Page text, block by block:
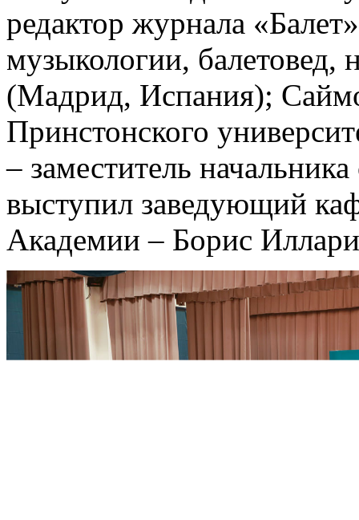
редактор журнала
музыкологии, балетовед,
(Мадрид, Испания);
Принстонского
– заместитель
выступил заведующий
Академии – Борис